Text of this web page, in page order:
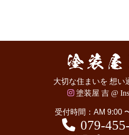
大切な住まいを 想い
塗装屋 吉 @
受付時間：AM 9:00
079-